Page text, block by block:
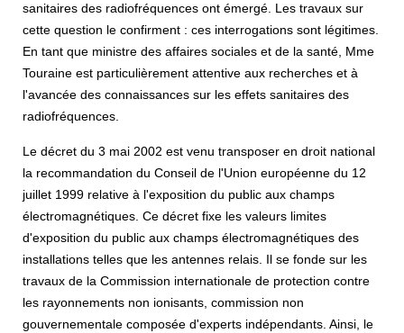
sanitaires des radiofréquences ont émergé. Les travaux sur
cette question le confirment : ces interrogations sont légitimes.
En tant que ministre des affaires sociales et de la santé, Mme
Touraine est particulièrement attentive aux recherches et à
l'avancée des connaissances sur les effets sanitaires des
radiofréquences.
Le décret du 3 mai 2002 est venu transposer en droit national
la recommandation du Conseil de l'Union européenne du 12
juillet 1999 relative à l'exposition du public aux champs
électromagnétiques. Ce décret fixe les valeurs limites
d'exposition du public aux champs électromagnétiques des
installations telles que les antennes relais. Il se fonde sur les
travaux de la Commission internationale de protection contre
les rayonnements non ionisants, commission non
gouvernementale composée d'experts indépendants. Ainsi, le